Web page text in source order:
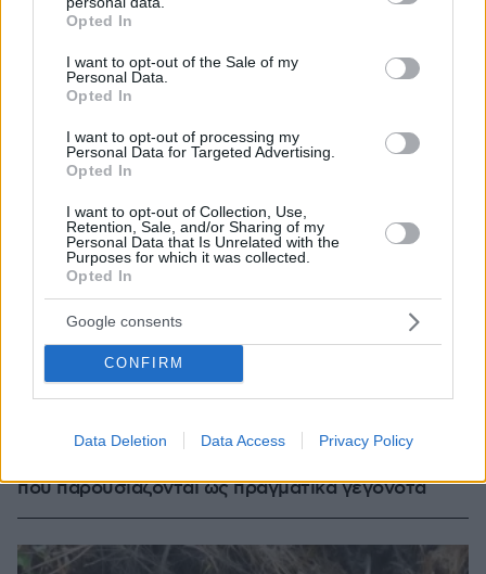
grant or deny consent to Google and its third-party tags to
use your data for below specified purposes in below Google
consent section.
Opted In
I want to opt-out of the Sale of my
Personal Data.
Opted In
I want to opt-out of processing my
Personal Data for Targeted Advertising.
Opted In
I want to opt-out of Collection, Use,
Retention, Sale, and/or Sharing of my
Personal Data that Is Unrelated with the
Purposes for which it was collected.
Opted In
Google consents
CONFIRM
Data Deletion Data Access Privacy Policy
Χρίστος Κούγιας: Η προσωπική μου ζωή δεν
που παρουσιάζονται ως πραγματικά γεγονότα